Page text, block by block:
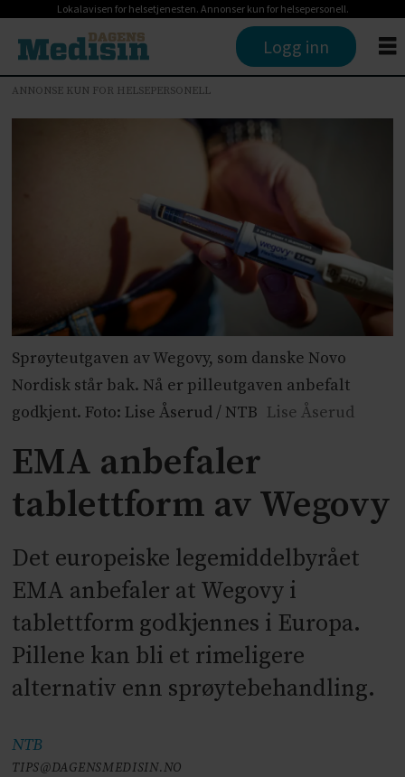
Lokalavisen for helsetjenesten. Annonser kun for helsepersonell.
Logg inn
ANNONSE KUN FOR HELSEPERSONELL
Sprøyteutgaven av Wegovy, som danske Novo
Nordisk står bak. Nå er pilleutgaven anbefalt
godkjent. Foto: Lise Åserud / NTB Lise Åserud
EMA anbefaler
tablettform av Wegovy
Det europeiske legemiddelbyrået
EMA anbefaler at Wegovy i
tablettform godkjennes i Europa.
Pillene kan bli et rimeligere
alternativ enn sprøytebehandling.
NTB
TIPS@DAGENSMEDISIN.NO